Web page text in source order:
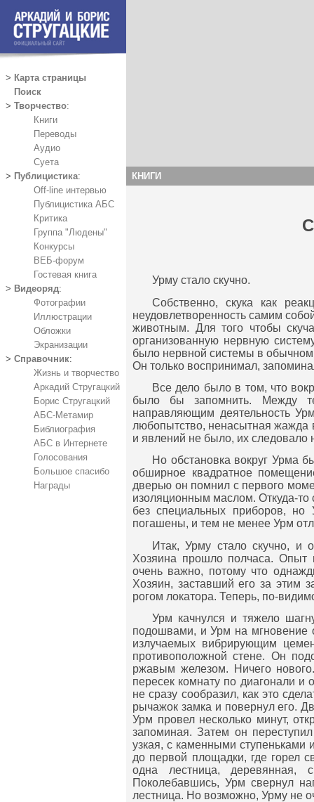
> Карта страницы
Поиск
> Творчество:
Книги
Переводы
Аудио
Суета
> Публицистика:
Off-line интервью
Публицистика АБС
Критика
Группа "Людены"
Конкурсы
ВЕБ-форум
Гостевая книга
> Видеоряд:
Фотографии
Иллюстрации
Обложки
Экранизации
> Справочник:
Жизнь и творчество
Аркадий Стругацкий
Борис Стругацкий
АБС-Метамир
Библиография
АБС в Интернете
Голосования
Большое спасибо
Награды
КНИГИ
Урму стало скучно.
Собственно, скука как
неудовлетворенность самим
животным. Для того чтобы
организованную нервную
было нервной системы в
Он только воспринимал,
Все дело было в том, что
было бы запомнить. Между
направляющим деятельность
любопытство, ненасытная жажда
и явлений не было, их следовало
Но обстановка вокруг Урма
обширное квадратное
дверью он помнил с первого
изоляционным маслом. Откуда-то
без специальных приборов,
погашены, и тем не менее Урм
Итак, Урму стало скучно, и
Хозяина прошло полчаса. Опыт
очень важно, потому что
Хозяин, заставший его за этим
рогом локатора. Теперь, по-
Урм качнулся и тяжело
подошвами, и Урм на мгновение
излучаемых вибрирующим
противоположной стене. Он
ржавым железом. Ничего
пересек комнату по диагонали
не сразу сообразил, как это
рычажок замка и повернул его.
Урм провел несколько минут,
запоминая. Затем он
узкая, с каменными ступеньками
до первой площадки, где горел
одна лестница, деревянная,
Поколебавшись, Урм свернул
лестница. Но возможно, Урму не